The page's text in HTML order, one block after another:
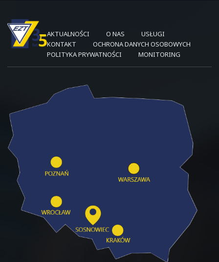
AKTUALNOŚCI O NAS
USŁUGI
KONTAKT
OCHRONA DANYCH OSOBOWYCH
POLITYKA PRYWATNOŚCI
MONITORING